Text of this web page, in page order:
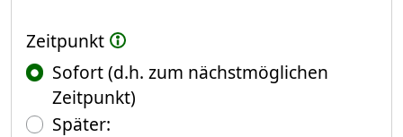
Zeitpunkt
Sofort (d.h. zum nächstmöglichen
Zeitpunkt)
Später:(Fokus springt automatisch ins